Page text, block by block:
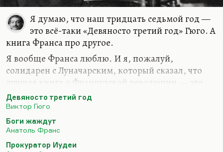
Я думаю, что наш тридцать седьмой год —
это всё-таки «Девяносто третий год» Гюго. А
книга Франса про другое.
Я вообще Франса люблю. И я, пожалуй,
солидарен с Луначарским, который сказал, что
лучшая книга о Французской революции — это
всё-таки «Боги жаждут», потому что она
ироническая в некотором смысле, ироническая и
умная. А Франс действительно писатель
скептического такого склада. И если уж писать о
великих революционных событиях, то писать вот
Девяносто третий год
Виктор Гюго
Боги жаждут
Анатоль Франс
Прокуратор Иудеи